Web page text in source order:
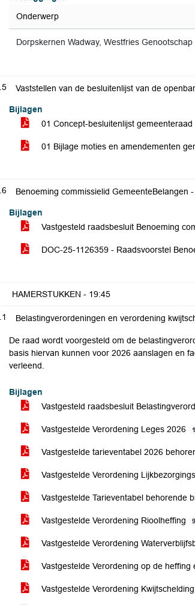
Onderwerp
Dorpskernen Wadway, Westfries Genootschap
Vaststellen van de besluitenlijst van de
Bijlagen
01 Concept-besluitenlijst
01 Bijlage moties en amendementen
Benoeming commissielid GemeenteBelangen -
Bijlagen
Vastgesteld raadsbesluit Benoeming
DOC-25-1126359 - Raadsvoorstel
HAMERSTUKKEN - 19:45
Belastingverordeningen en verordening
De raad wordt voorgesteld om de
basis hiervan kunnen voor 2026 aanslagen en
verleend.
Bijlagen
Vastgesteld raadsbesluit
Vastgestelde Verordening Leges 2026
Vastgestelde tarieventabel 2026
Vastgestelde Verordening
Vastgestelde Tarieventabel behorende
Vastgestelde Verordening Rioolheffing
Vastgestelde Verordening
Vastgestelde Verordening op de
Vastgestelde Verordening